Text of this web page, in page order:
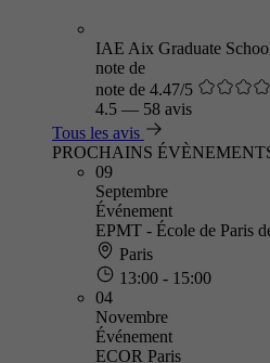
IAE Aix Graduate
note de
note de 4.47/5
4.5 — 58 avis
Tous les avis
PROCHAINS
09
Septembre
Événement
EPMT - École de Paris
Paris
13:00 - 15:00
04
Novembre
Événement
ECOR Paris